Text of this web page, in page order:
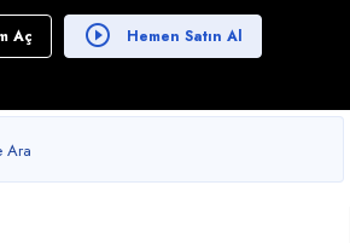
Aç Hemen Satın Al
Gerekenler